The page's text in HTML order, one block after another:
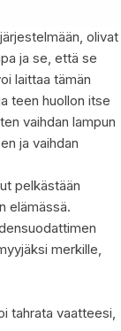
olivat
ja se, että se
laittaa tämän
teen huollon itse
vaihdan lampun
ja vaihdan
pelkästään
elämässä.
merkille,
tahrata vaatteesi,